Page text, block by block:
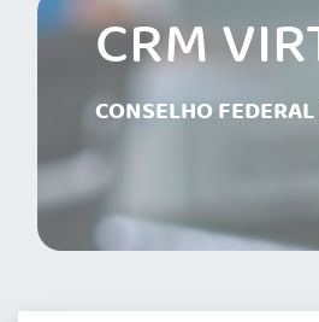
CRM
CONSELHO